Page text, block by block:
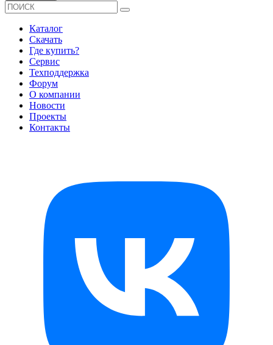
Каталог
Скачать
Где купить?
Сервис
Техподдержка
Форум
О компании
Новости
Проекты
Контакты